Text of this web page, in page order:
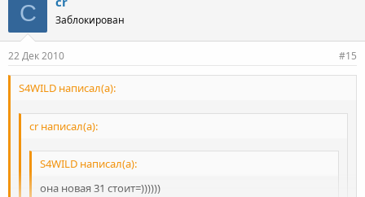
C Заблокирован
22 Дек 2010 #15
S4WILD написал(а):
cr написал(а):
S4WILD написал(а):
она новая 31 стоит=))))))